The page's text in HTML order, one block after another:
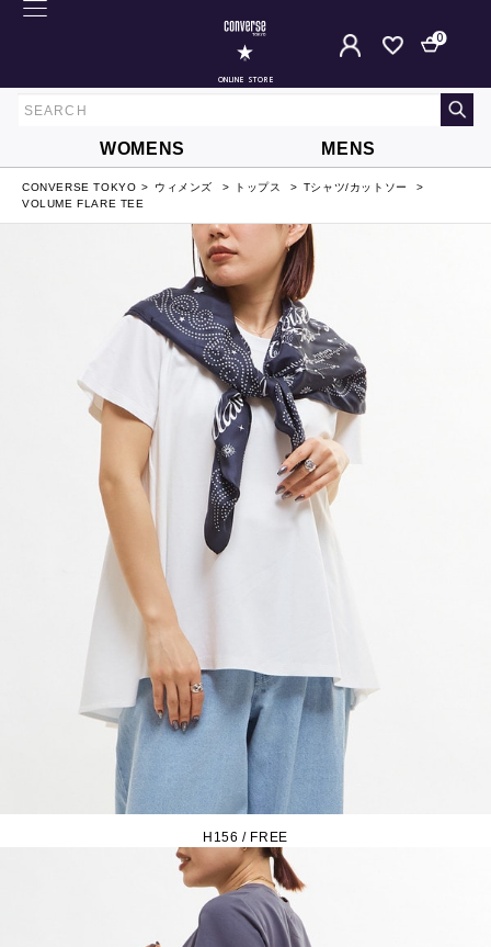
ONLINE STORE
0
WOMENS MENS
CONVERSE TOKYO ウィメンズ トップス
Tシャツ/カットソー
VOLUME FLARE TEE
H156 / FREE